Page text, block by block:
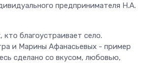
предпринимателя Н.А.
кто благоустраивает село.
и Марины Афанасьевых - пример
сделано со вкусом, любовью,